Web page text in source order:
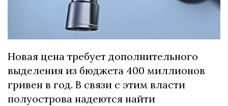
Новая цена требует дополнительного
выделения из бюджета 400 миллионов
гривен в год. В связи с этим власти
полуострова надеются найти